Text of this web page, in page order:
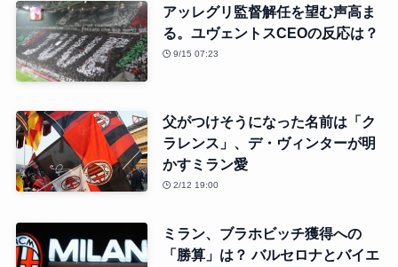
アッレグリ監督解任を望む声高ま
る。ユヴェントスCEOの反応は？
9/15 07:23
父がつけそうになった名前は「ク
ラレンス」、デ・ヴィンターが明
かすミラン愛
2/12 19:00
ミラン、ブラホビッチ獲得への
「勝算」は？ バルセロナとバイエ